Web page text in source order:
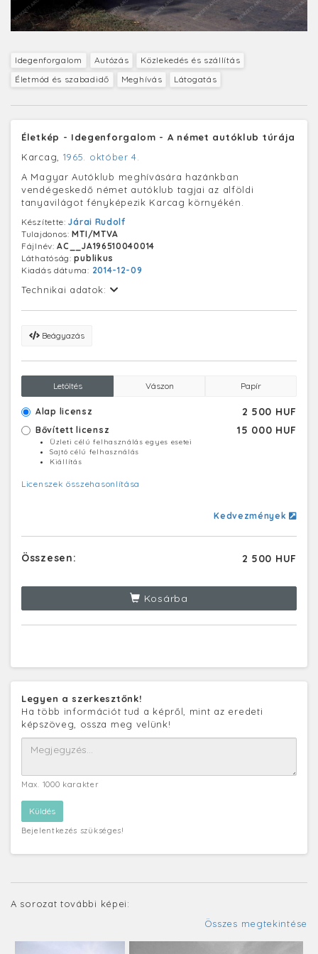
Idegenforgalom Autózás
Közlekedés és szállítás
Életmód és szabadidő
Meghívás Látogatás
Életkép - Idegenforgalom - A német autóklub túrája
Karcag, 1965. október 4.
A Magyar Autóklub meghívására hazánkban
vendégeskedő német autóklub tagjai az alföldi
tanyavilágot fényképezik Karcag környékén.
Készítette:Járai Rudolf
Tulajdonos:MTI/MTVA
Fájlnév:AC__JA196510040014
Láthatóság:publikus
Kiadás dátuma: 2014-12-09
Technikai adatok:
Beágyazás
Letöltés Vászon Papír
Alap licensz 2 500 HUF
Bővített licensz 15 000 HUF
Üzleti célú felhasználás egyes esetei
Sajtó célú felhasználás
Kiállítás
Licenszek összehasonlítása
Kedvezmények
Összesen: 2 500 HUF
Kosárba
Legyen a szerkesztőnk!
Ha több információt tud a képről, mint az eredeti
képszöveg, ossza meg velünk!
Max. 1000 karakter
Bejelentkezés szükséges!
A sorozat további képei:
Összes megtekintése